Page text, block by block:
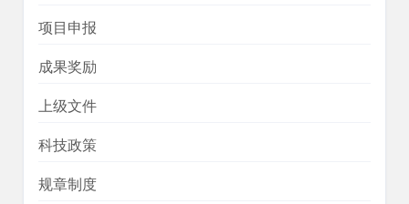
项目申报
成果奖励
上级文件
科技政策
规章制度